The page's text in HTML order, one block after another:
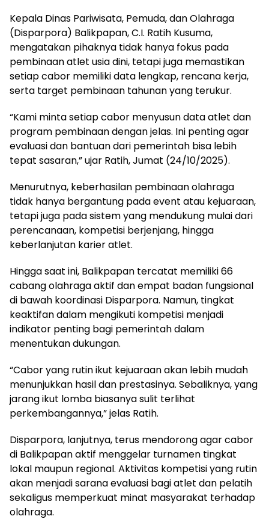
Kepala Dinas Pariwisata, Pemuda, dan Olahraga
(Disparpora) Balikpapan, C.I. Ratih Kusuma,
mengatakan pihaknya tidak hanya fokus pada
pembinaan atlet usia dini, tetapi juga memastikan
setiap cabor memiliki data lengkap, rencana kerja,
serta target pembinaan tahunan yang terukur.
“Kami minta setiap cabor menyusun data atlet dan
program pembinaan dengan jelas. Ini penting agar
evaluasi dan bantuan dari pemerintah bisa lebih
tepat sasaran,” ujar Ratih, Jumat (24/10/2025).
Menurutnya, keberhasilan pembinaan olahraga
tidak hanya bergantung pada event atau kejuaraan,
tetapi juga pada sistem yang mendukung mulai dari
perencanaan, kompetisi berjenjang, hingga
keberlanjutan karier atlet.
Hingga saat ini, Balikpapan tercatat memiliki 66
cabang olahraga aktif dan empat badan fungsional
di bawah koordinasi Disparpora. Namun, tingkat
keaktifan dalam mengikuti kompetisi menjadi
indikator penting bagi pemerintah dalam
menentukan dukungan.
“Cabor yang rutin ikut kejuaraan akan lebih mudah
menunjukkan hasil dan prestasinya. Sebaliknya, yang
jarang ikut lomba biasanya sulit terlihat
perkembangannya,” jelas Ratih.
Disparpora, lanjutnya, terus mendorong agar cabor
di Balikpapan aktif menggelar turnamen tingkat
lokal maupun regional. Aktivitas kompetisi yang rutin
akan menjadi sarana evaluasi bagi atlet dan pelatih
sekaligus memperkuat minat masyarakat terhadap
olahraga.